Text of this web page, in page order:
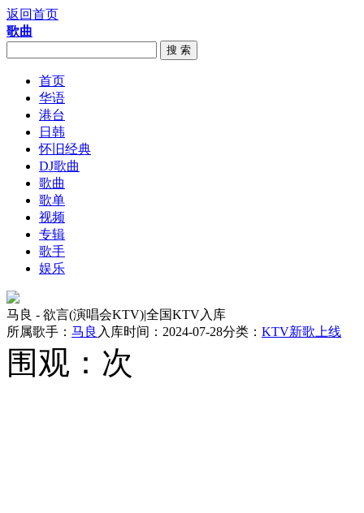
返回首页
歌曲
搜 索
首页
华语
港台
日韩
怀旧经典
DJ歌曲
歌曲
歌单
视频
专辑
歌手
娱乐
马良 - 欲言(演唱会KTV)|全国KTV入库
所属歌手： 马良 入库时间：2024-07-28分类： KTV新歌上线
围观： 次